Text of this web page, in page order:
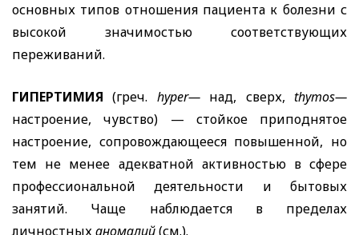
основных типов отношения пациента к болезни с
высокой значимостью соответствующих
переживаний.
ГИПЕРТИМИЯ(греч. hyper— над, сверх,thymos—
настроение, чувство) — стойкое приподнятое
настроение, сопровождающееся повышенной, но
тем не менее адекватной активностью в сфере
профессиональной деятельности и бытовых
занятий. Чаще наблюдается в пределах
личностныханомалий(см.).